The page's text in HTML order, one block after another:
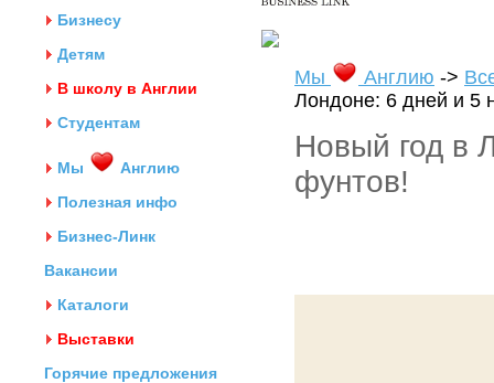
Бизнесу
Детям
В школу в Англии
Студентам
Мы
Англию
Полезная инфо
Бизнес-Линк
Вакансии
Каталоги
Выставки
Горячие предложения
Мы Англию ->
Лондоне: 6 дней и 5
Новый год в
фунтов!